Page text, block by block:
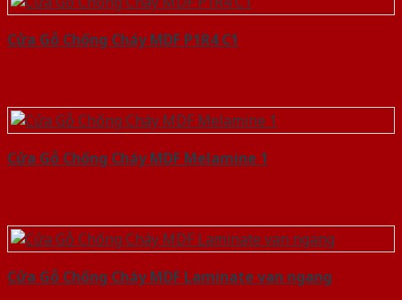
Cửa Gỗ Chống Cháy MDF P1R4 C1
Cửa Gỗ Chống Cháy MDF Melamine 1
Cửa Gỗ Chống Cháy MDF Laminate van ngang